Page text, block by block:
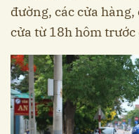
đường, các cửa
cửa từ 18h hôm